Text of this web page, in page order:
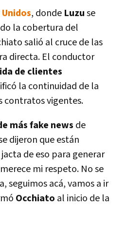
, donde Luzuse
la cobertura del
salió al cruce de las
directa. El conductor
de clientes
la continuidad de la
contratos vigentes.
más fake news de
dijeron que están
de eso para generar
mi respeto. No se
seguimos acá, vamos a ir
Occhiato al inicio de la